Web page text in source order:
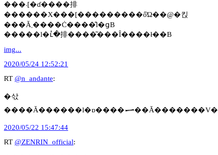
���܁[�ɗ����排
������X���[���������őΏ��@�킩
���Ă܂����Ċ����̐l�ցB
�����l�ւ̔�排����͂���Ȋ����ł��B
img...
2020/05/24 12:52:21
RT @n_andante:
�삯
2020/05/22 15:47:44
RT @ZENRIN_official: